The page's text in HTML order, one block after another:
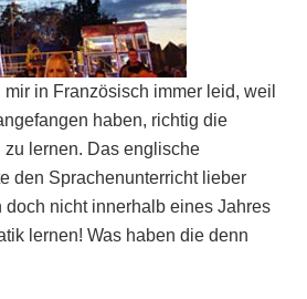
in Französisch immer leid, weil
haben, richtig die
zu lernen. Das englische
den Sprachenunterricht lieber
doch nicht innerhalb eines Jahres
lernen! Was haben die denn